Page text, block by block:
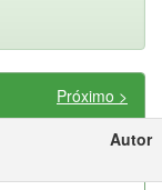
Próximo >
Autor